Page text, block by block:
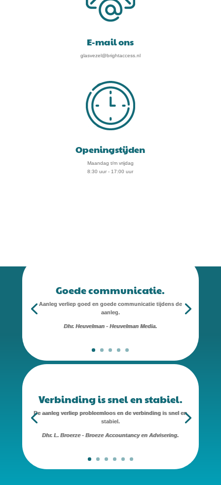
E-mail ons
glasvezel@brightaccess.nl
Openingstijden
Maandag t/m vrijdag
8:30 uur - 17:00 uur
Goede communicatie.
Aanleg verliep goed en goede communicatie tijdens de
aanleg.
Dhr. Heuvelman - Heuvelman Media.
Verbinding is snel en stabiel.
De aanleg verliep probleemloos en de verbinding is snel en
stabiel.
Dhr. L. Broerze - Broeze Accountancy en Advisering.